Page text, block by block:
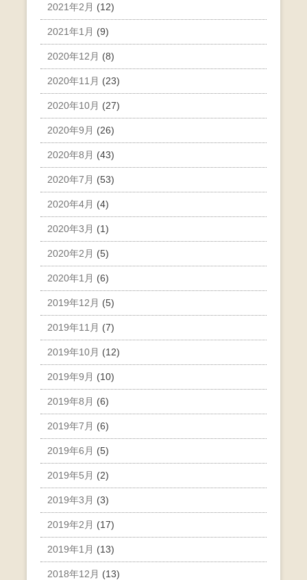
2021年2月 (12)
2021年1月 (9)
2020年12月 (8)
2020年11月 (23)
2020年10月 (27)
2020年9月 (26)
2020年8月 (43)
2020年7月 (53)
2020年4月 (4)
2020年3月 (1)
2020年2月 (5)
2020年1月 (6)
2019年12月 (5)
2019年11月 (7)
2019年10月 (12)
2019年9月 (10)
2019年8月 (6)
2019年7月 (6)
2019年6月 (5)
2019年5月 (2)
2019年3月 (3)
2019年2月 (17)
2019年1月 (13)
2018年12月 (13)